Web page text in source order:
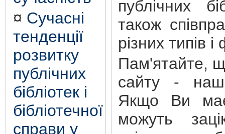
¤ Сучасні
тенденції
розвитку
публічних
бібліотек і
бібліотечної
справи у
публічних
також
різних типів
Пам'ятайте,
сайту -
Якщо Ви
можуть